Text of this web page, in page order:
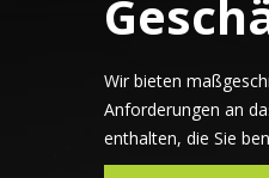
Wir bieten
Anforderungen an
enthalten, die Sie